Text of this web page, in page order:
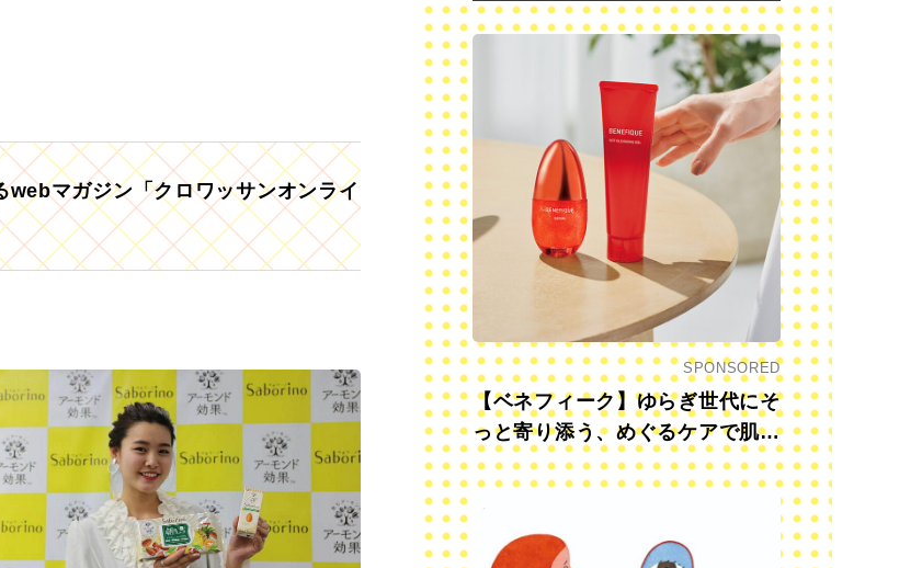
マガジン「クロワッサンオンライ
SPONSORED
【ベネフィーク】ゆらぎ世代にそ
っと寄り添う、めぐるケアで肌も
心も前向きに